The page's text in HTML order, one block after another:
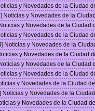
y Novedades de la Ciudad
Noticias y Novedades de la
y Novedades de la Ciudad
y Novedades de la Ciudad
Noticias y Novedades de la
y Novedades de la Ciudad
y Novedades de la Ciudad
y Novedades de la Ciudad
y Novedades de la Ciudad
Noticias y Novedades de la
y Novedades de la Ciudad